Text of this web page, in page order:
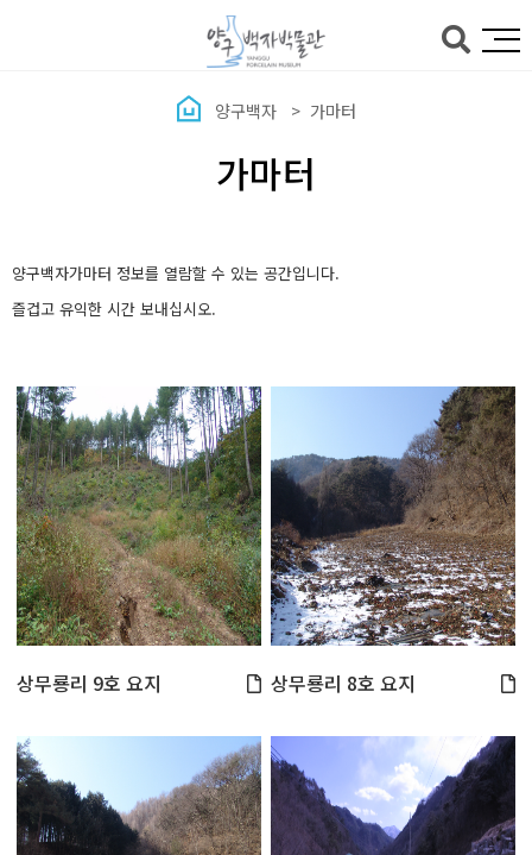
양구백자 가마터
가마터
양구백자가마터 정보를 열람할 수 있는 공간입니다.
즐겁고 유익한 시간 보내십시오.
상무룡리 9호 요지 상무룡리 8호 요지